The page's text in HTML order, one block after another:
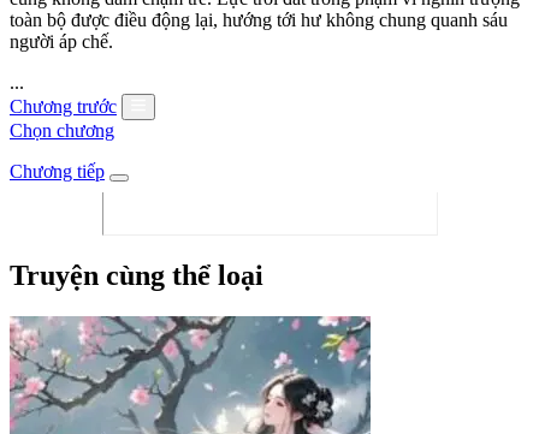
toàn bộ được điều động lại, hướng tới hư không chung quanh sáu
người áp chế.
...
Chương trước
Chọn chương
Chương tiếp
Truyện cùng thể loại